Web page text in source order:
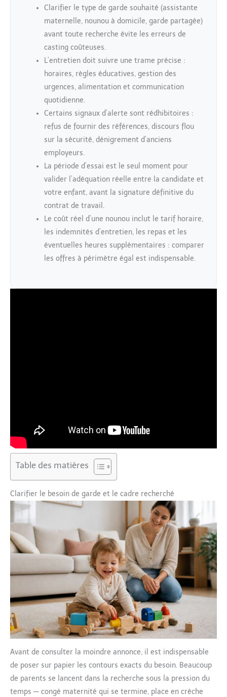
Clarifier le type de garde souhaité (assistante
maternelle, nounou à domicile, garde partagée)
avant toute recherche évite les erreurs de
casting coûteuses.
L’entretien doit suivre une trame précise :
horaires, règles éducatives, gestion des
urgences, alimentation et communication
quotidienne.
Certains signaux d’alerte sont rédhibitoires :
refus de fournir des références, discours flou
sur la sécurité, dénigrement d’anciens
employeurs.
La période d’essai est le seul moment pour
valider l’adéquation réelle entre la candidate et
votre enfant, avant la signature définitive du
contrat de travail.
Le coût réel d’une nounou inclut le tarif horaire,
les indemnités d’entretien, les repas et les
éventuelles heures supplémentaires : comparer
les offres à périmètre égal est indispensable.
Table des matières
Clarifier le besoin de garde et le cadre recherché
Avant de consulter la moindre annonce, il est indispensable
de poser sur papier les contours exacts du besoin. Beaucoup
de parents se lancent dans la recherche sous la pression du
temps — congé maternité qui se termine, place en crèche